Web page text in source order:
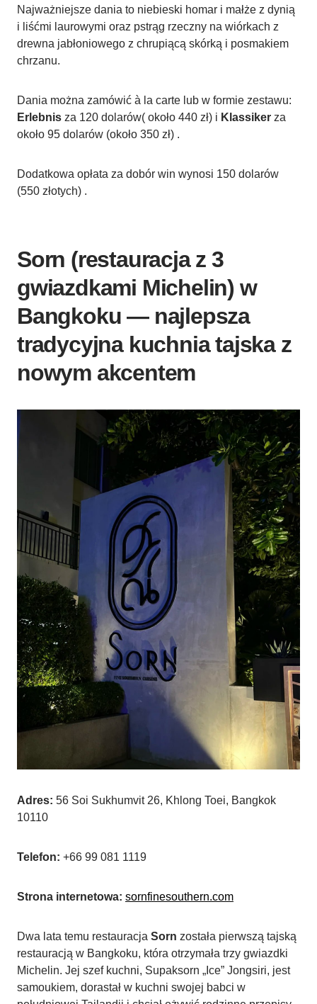
Najważniejsze dania to niebieski homar i małże z dynią
i liśćmi laurowymi oraz pstrąg rzeczny na wiórkach z
drewna jabłoniowego z chrupiącą skórką i posmakiem
chrzanu.
Dania można zamówić à la carte lub w formie zestawu:
Erlebnis za 120 dolarów( około 440 zł) i Klassiker za
około 95 dolarów (około 350 zł) .
Dodatkowa opłata za dobór win wynosi 150 dolarów
(550 złotych) .
Sorn (restauracja z 3
gwiazdkami Michelin) w
Bangkoku — najlepsza
tradycyjna kuchnia tajska z
nowym akcentem
Adres: 56 Soi Sukhumvit 26, Khlong Toei, Bangkok
10110
Telefon: +66 99 081 1119
Strona internetowa: sornfinesouthern.com
Dwa lata temu restauracja Sorn została pierwszą tajską
restauracją w Bangkoku, która otrzymała trzy gwiazdki
Michelin. Jej szef kuchni, Supaksorn „Ice” Jongsiri, jest
samoukiem, dorastał w kuchni swojej babci w